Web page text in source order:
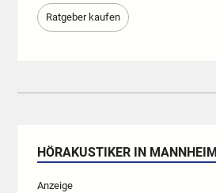
Ratgeber kaufen
HÖRAKUSTIKER IN MANNHEIM
Anzeige